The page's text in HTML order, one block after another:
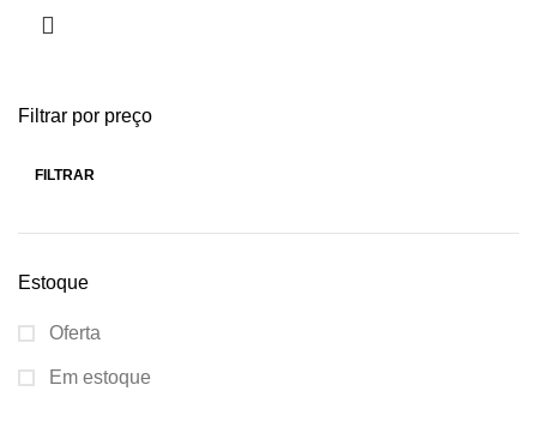
Filtrar por preço
FILTRAR
Estoque
Oferta
Em estoque